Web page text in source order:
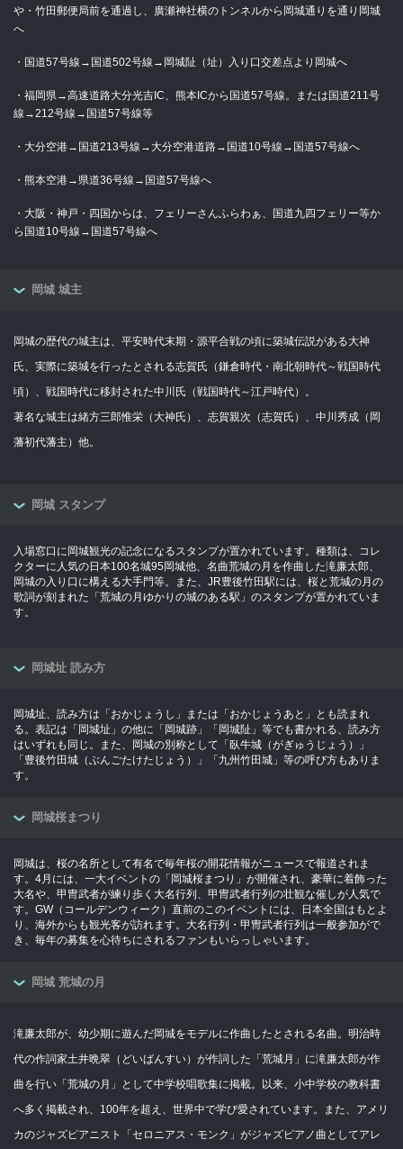
や・竹田郵便局前を通過し、廣瀬神社横のトンネルから岡城通りを通り岡城
へ
・国道57号線→国道502号線→岡城阯（址）入り口交差点より岡城へ
・福岡県→高速道路大分光吉IC、熊本ICから国道57号線。または国道211号
線→212号線→国道57号線等
・大分空港→国道213号線→大分空港道路→国道10号線→国道57号線へ
・熊本空港→県道36号線→国道57号線へ
・大阪・神戸・四国からは、フェリーさんふらわぁ、国道九四フェリー等か
ら国道10号線→国道57号線へ
岡城 城主
岡城の歴代の城主は、平安時代末期・源平合戦の頃に築城伝説がある大神
氏、実際に築城を行ったとされる志賀氏（鎌倉時代・南北朝時代～戦国時代
頃）、戦国時代に移封された中川氏（戦国時代～江戸時代）。
著名な城主は緒方三郎惟栄（大神氏）、志賀親次（志賀氏）、中川秀成（岡
藩初代藩主）他。
岡城 スタンプ
入場窓口に岡城観光の記念になるスタンプが置かれています。種類は、コレ
クターに人気の日本100名城95岡城他、名曲荒城の月を作曲した滝廉太郎、
岡城の入り口に構える大手門等。また、JR豊後竹田駅には、桜と荒城の月の
歌詞が刻まれた「荒城の月ゆかりの城のある駅」のスタンプが置かれていま
す。
岡城址 読み方
岡城址、読み方は「おかじょうし」または「おかじょうあと」とも読まれ
る。表記は「岡城址」の他に「岡城跡」「岡城阯」等でも書かれる、読み方
はいずれも同じ。また、岡城の別称として「臥牛城（がぎゅうじょう）」
「豊後竹田城（ぶんごたけたじょう）」「九州竹田城」等の呼び方もありま
す。
岡城桜まつり
岡城は、桜の名所として有名で毎年桜の開花情報がニュースで報道されま
す。4月には、一大イベントの「岡城桜まつり」が開催され、豪華に着飾った
大名や、甲冑武者が練り歩く大名行列、甲冑武者行列の壮観な催しが人気で
す。GW（コールデンウィーク）直前のこのイベントには、日本全国はもとよ
り、海外からも観光客が訪れます。大名行列・甲冑武者行列は一般参加がで
き、毎年の募集を心待ちにされるファンもいらっしゃいます。
岡城 荒城の月
滝廉太郎が、幼少期に遊んだ岡城をモデルに作曲したとされる名曲。明治時
代の作詞家土井晩翠（どいばんすい）が作詞した「荒城月」に滝廉太郎が作
曲を行い「荒城の月」として中学校唱歌集に掲載。以来、小中学校の教科書
へ多く掲載され、100年を超え、世界中で学び愛されています。また、アメリ
カのジャズピアニスト「セロニアス・モンク」がジャズピアノ曲としてアレ